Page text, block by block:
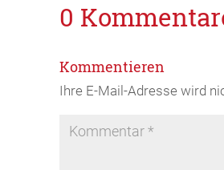
0
Kommentieren
Ihre E-Mail-Adresse wird